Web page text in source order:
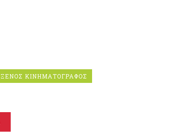
ΞΕΝΟΣ ΚΙΝΗΜΑΤΟΓΡΑΦΟΣ